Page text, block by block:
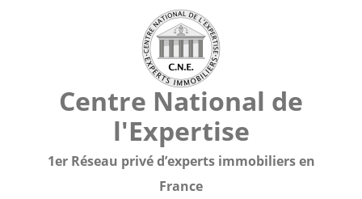
Centre National de
l'Expertise
1er Réseau privé d’experts immobiliers en
France